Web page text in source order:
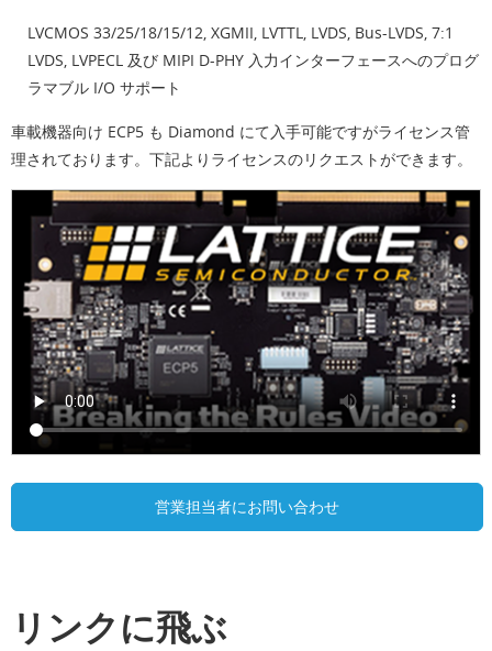
LVCMOS 33/25/18/15/12, XGMII, LVTTL, LVDS, Bus-LVDS, 7:1
LVDS, LVPECL 及び MIPI D-PHY 入力インターフェースへのプログ
ラマブル I/O サポート
車載機器向け ECP5 も Diamond にて入手可能ですがライセンス管
理されております。下記よりライセンスのリクエストができます。
営業担当者にお問い合わせ
リンクに飛ぶ